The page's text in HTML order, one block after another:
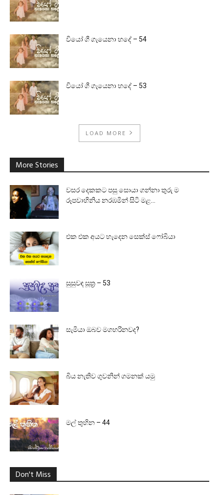
වියෝ ගී ගැයෙනා හදේ – 54
වියෝ ගී ගැයෙනා හදේ – 53
LOAD MORE
More Stories
වසර දෙකකට පසු සොයා ගන්නා තුරු ම
රූපවාහිනිය නරඹමින් සිටි මළ...
එක එක අයට හැදෙන සෙක්ස් ෆෝබියා
සුසුවඳ සූත්‍ර – 53
සැමියා ඔබව මගහරිනවද?
බිය නැතිව ගුවනින් ගමනක් යමු
මල් තුහින – 44
Don't Miss